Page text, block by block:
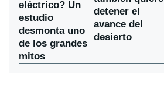
eléctrico? Un
estudio
desmonta uno
de los grandes
mitos
detener el
avance del
desierto